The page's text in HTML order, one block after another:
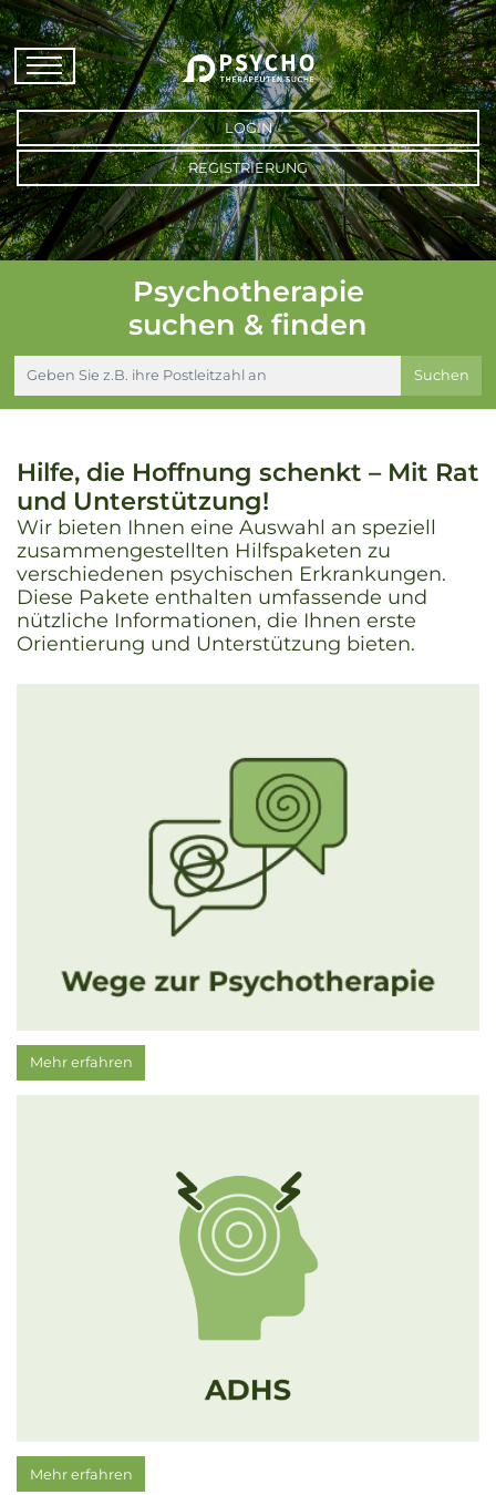
Psychotherapie
suchen & finden
Suchen
LOGIN
REGISTRIERUNG
Hilfe, die Hoffnung schenkt – Mit Rat
und Unterstützung!
Wir bieten Ihnen eine Auswahl an speziell
zusammengestellten Hilfspaketen zu
verschiedenen psychischen Erkrankungen.
Diese Pakete enthalten umfassende und
nützliche Informationen, die Ihnen erste
Orientierung und Unterstützung bieten.
Mehr erfahren
Mehr erfahren